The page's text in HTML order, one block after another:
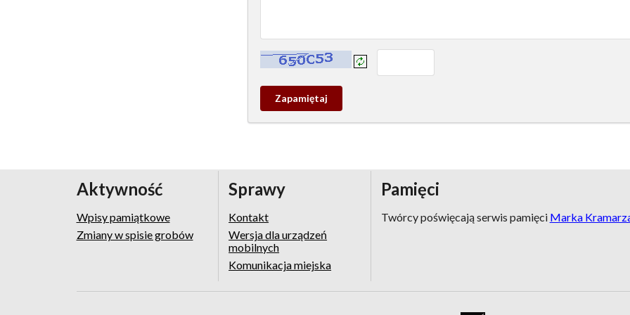
Kontrola - wprowadź tekst z obrazka:
Zapamietaj
wpis
Aktywność
Wpisy pamiątkowe
Zmiany w spisie grobów
Sprawy
Kontakt
Wersja dla urządzeń
mobilnych
Komunikacja miejska
Pamięci
Twórcy poświęcają serwis pamięci Marka